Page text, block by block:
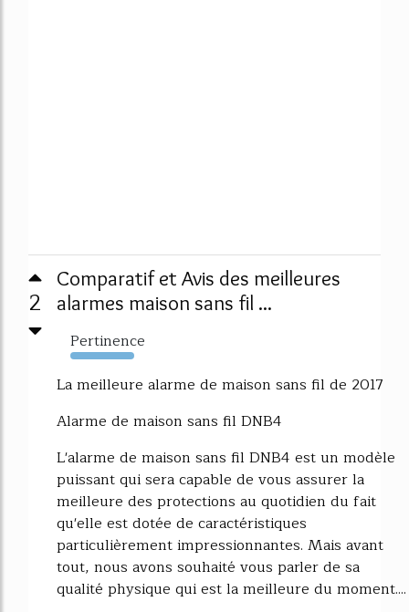
2
Comparatif et Avis des meilleures
alarmes maison sans fil ...
Pertinence
10244%
La meilleure alarme de maison sans fil de 2017
Alarme de maison sans fil DNB4
L'alarme de maison sans fil DNB4 est un modèle
puissant qui sera capable de vous assurer la
meilleure des protections au quotidien du fait
qu'elle est dotée de caractéristiques
particulièrement impressionnantes. Mais avant
tout, nous avons souhaité vous parler de sa
qualité physique qui est la meilleure du moment....